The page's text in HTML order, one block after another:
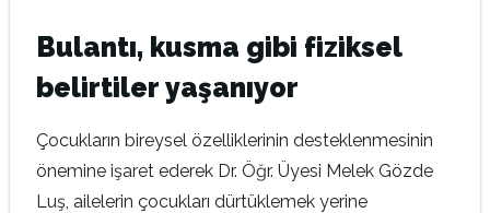
Bulantı, kusma gibi fiziksel
belirtiler yaşanıyor
Çocukların bireysel özelliklerinin desteklenmesinin
önemine işaret ederek Dr. Öğr. Üyesi Melek Gözde
Luş, ailelerin çocukları dürtüklemek yerine